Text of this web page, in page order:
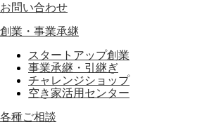
お問い合わせ
創業・事業承継
スタートアップ創業
事業承継・引継ぎ
チャレンジショップ
空き家活用センター
各種ご相談